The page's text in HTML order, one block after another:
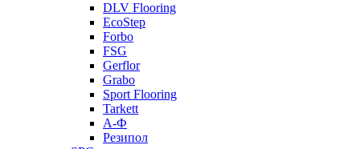
DLV Flooring
EcoStep
Forbo
FSG
Gerflor
Grabo
Sport Flooring
Tarkett
А-Ф
Резипол